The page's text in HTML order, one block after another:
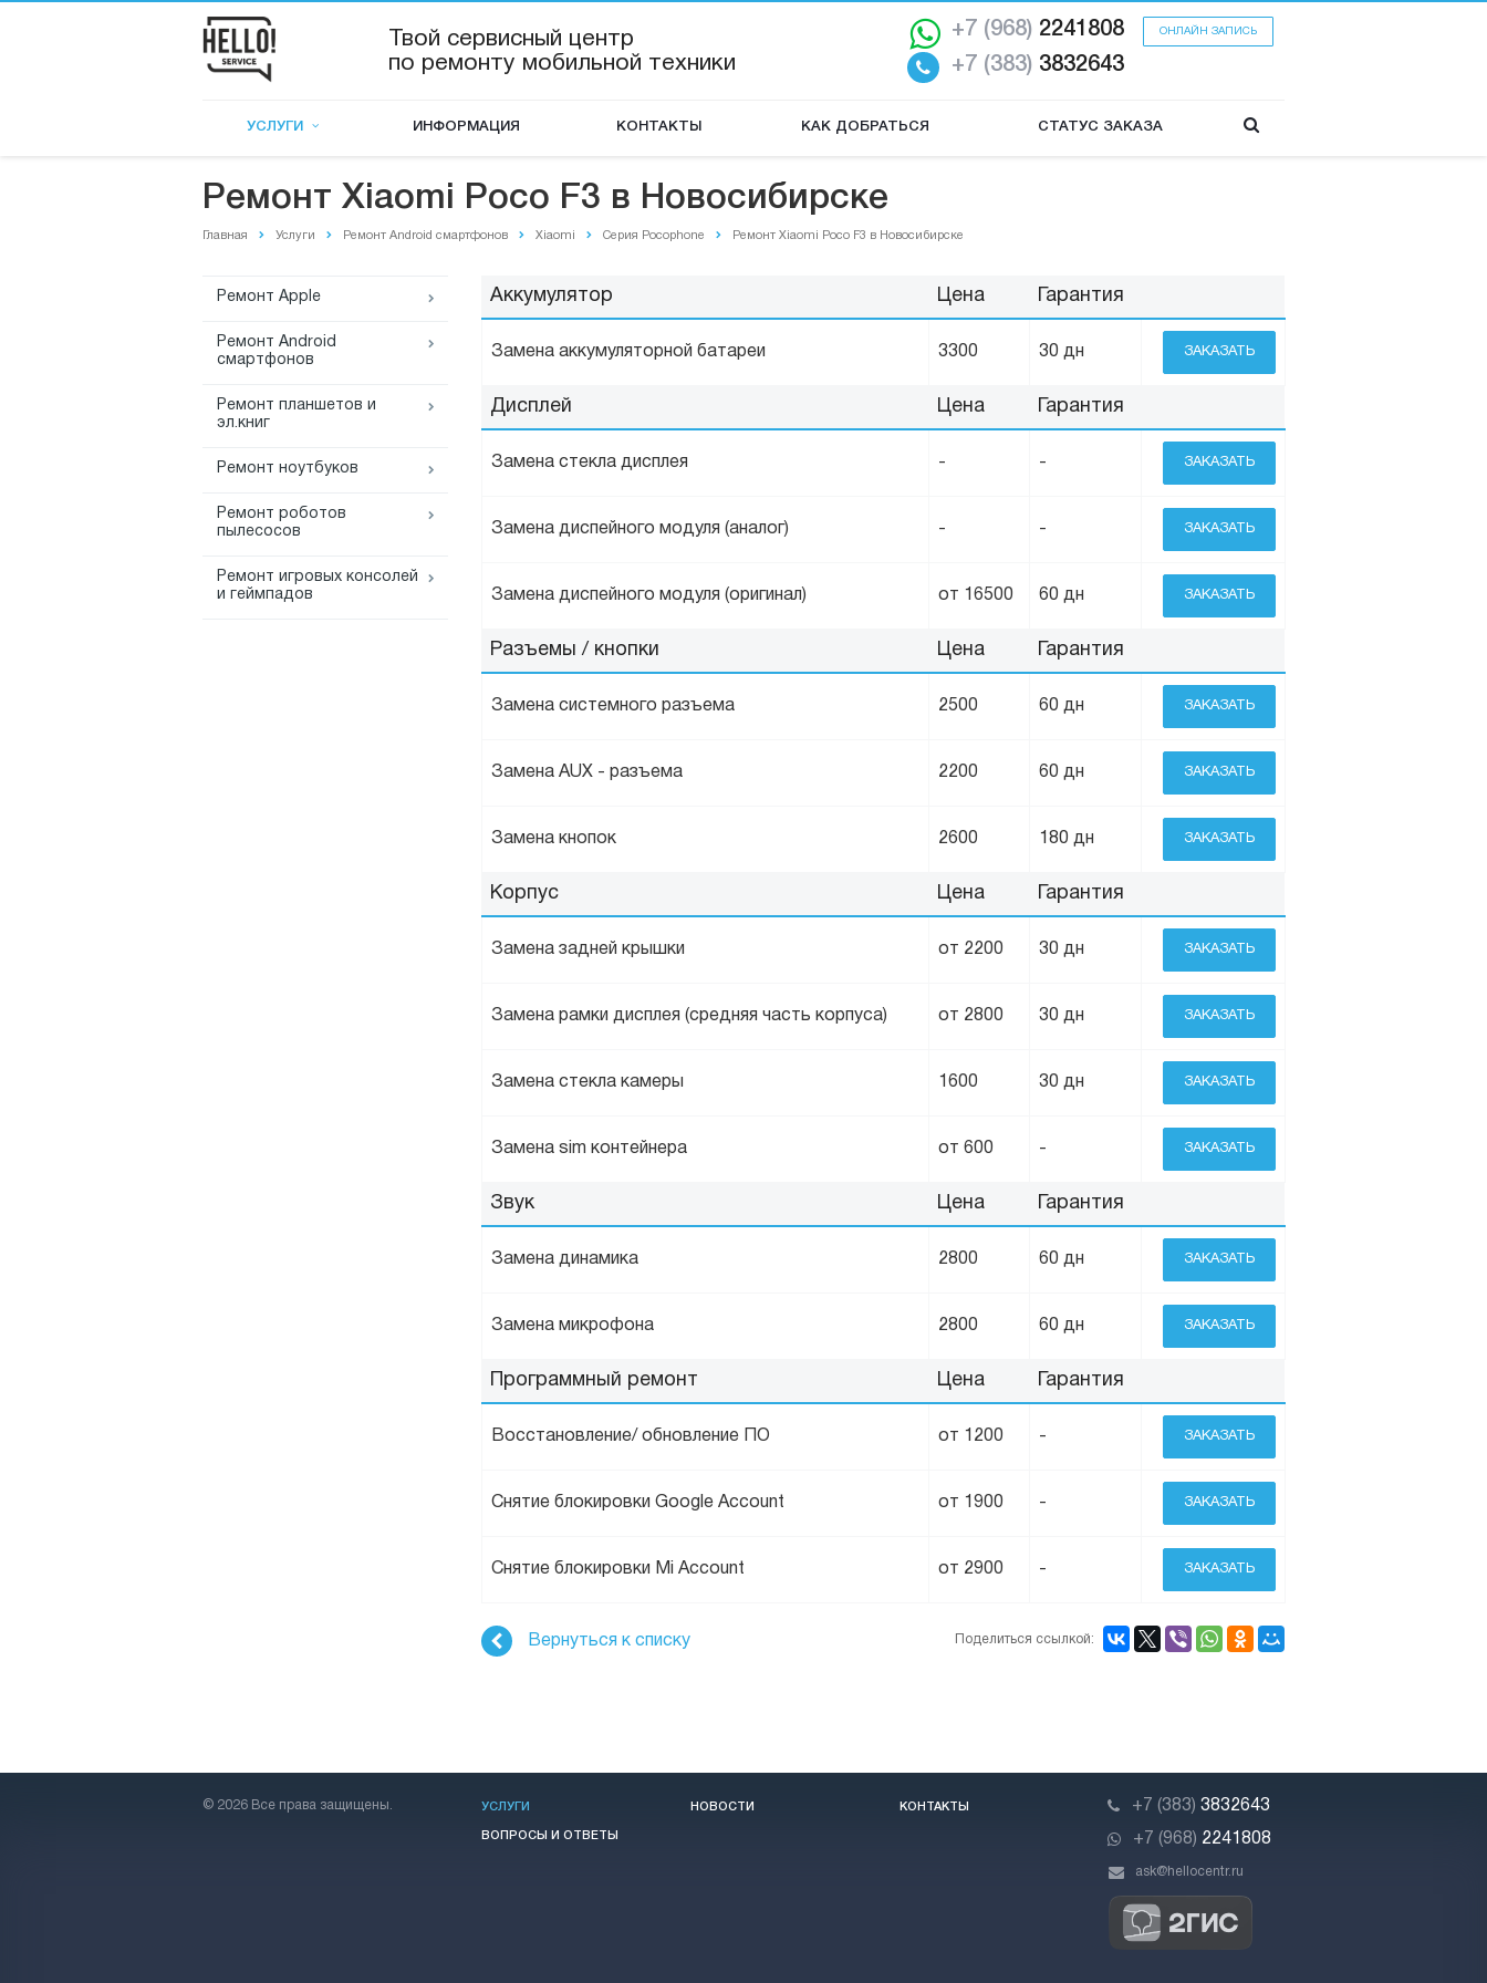
Твой сервисный центр
по ремонту мобильной техники
ОНЛАЙН ЗАПИСЬ
+7 (968) 2241808
+7 (383) 3832643
УСЛУГИ ИНФОРМАЦИЯ КОНТАКТЫ КАК ДОБРАТЬСЯ СТАТУС ЗАКАЗА
Ремонт Xiaomi Poco F3 в Новосибирске
Главная Услуги Ремонт Android смартфонов Xiaomi Серия Pocophone Ремонт Xiaomi Poco F3 в Новосибирске
Ремонт Apple
Ремонт Android
смартфонов
Ремонт планшетов и
эл.книг
Ремонт ноутбуков
Ремонт роботов
пылесосов
Ремонт игровых консолей
и геймпадов
Аккумулятор Цена Гарантия
Замена аккумуляторной батареи 3300 30 дн ЗАКАЗАТЬ
Дисплей Цена Гарантия
Замена стекла дисплея - - ЗАКАЗАТЬ
Замена диспейного модуля (аналог) - - ЗАКАЗАТЬ
Замена диспейного модуля (оригинал) от 16500 60 дн ЗАКАЗАТЬ
Разъемы / кнопки Цена Гарантия
Замена системного разъема 2500 60 дн ЗАКАЗАТЬ
Замена AUX - разъема 2200 60 дн ЗАКАЗАТЬ
Замена кнопок 2600 180 дн ЗАКАЗАТЬ
Корпус Цена Гарантия
Замена задней крышки от 2200 30 дн ЗАКАЗАТЬ
Замена рамки дисплея (средняя часть корпуса) от 2800 30 дн ЗАКАЗАТЬ
Замена стекла камеры 1600 30 дн ЗАКАЗАТЬ
Замена sim контейнера от 600 - ЗАКАЗАТЬ
Звук Цена Гарантия
Замена динамика 2800 60 дн ЗАКАЗАТЬ
Замена микрофона 2800 60 дн ЗАКАЗАТЬ
Программный ремонт Цена Гарантия
Восстановление/ обновление ПО от 1200 - ЗАКАЗАТЬ
Снятие блокировки Google Account от 1900 - ЗАКАЗАТЬ
Снятие блокировки Mi Account от 2900 - ЗАКАЗАТЬ
Поделиться ссылкой:
Вернуться к списку
© 2026 Все права защищены. УСЛУГИ НОВОСТИ КОНТАКТЫ
ВОПРОСЫ И ОТВЕТЫ
+7 (383) 3832643
+7 (968) 2241808
ask@hellocentr.ru